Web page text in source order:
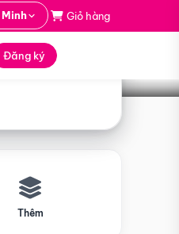
Giỏ hàng
Đăng ký
Tìm tour
Thêm